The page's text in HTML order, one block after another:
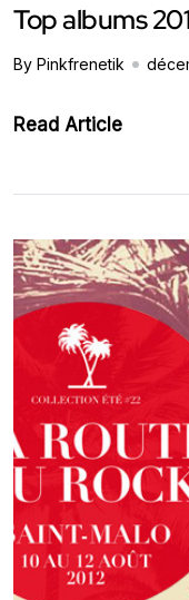
Top albums
By Pinkfrenetik
Read Article